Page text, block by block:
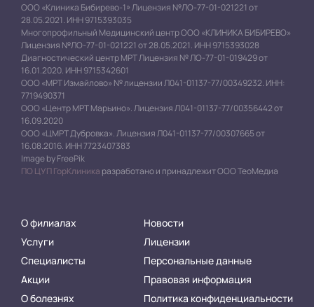
ООО «Клиника Бибирево-1» Лицензия №ЛО-77-01-021221 от
28.05.2021. ИНН 9715393035
Многопрофильный Медицинский центр ООО «КЛИНИКА БИБИРЕВО»
Лицензия №ЛО-77-01-021221 от 28.05.2021. ИНН 9715393028
Диагностический центр МРТ Лицензия № ЛО-77-01-019429 от
16.01.2020. ИНН 9715342601
ООО «МРТ Измайлово» № лицензии Л041-01137-77/00349232. ИНН:
7719490371
ООО «Центр МРТ Марьино». Лицензия Л041-01137-77/00356442 от
16.09.2020
ООО «ЦМРТ Дубровка». Лицензия Л041-01137-77/00307665 от
16.08.2016. ИНН 7723407383
Image by FreePik
ПО ЦУП ГорКлиника разработано и принадлежит ООО ТеоМедиа
О филиалах
Услуги
Специалисты
Акции
О болезнях
Новости
Лицензии
Персональные данные
Правовая информация
Политика конфиденциальности